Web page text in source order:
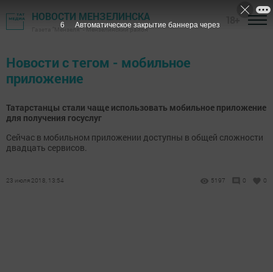
НОВОСТИ МЕНЗЕЛИНСКА
Газета "Мензеля" - Мензелинский район
Новости с тегом - мобильное
приложение
Татарстанцы стали чаще использовать мобильное приложение
для получения госуслуг
Сейчас в мобильном приложении доступны в общей сложности
двадцать сервисов.
23 июля 2018, 13:54 5197 0 0
6 Автоматическое закрытие баннера через